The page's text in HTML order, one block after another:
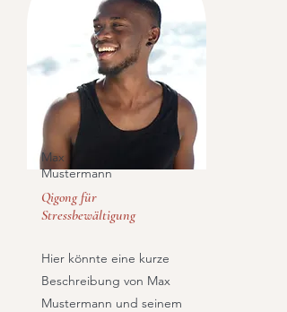
Max
Mustermann
Qigong für
Stressbewältigung
Hier könnte eine kurze
Beschreibung von Max
Mustermann und seinem